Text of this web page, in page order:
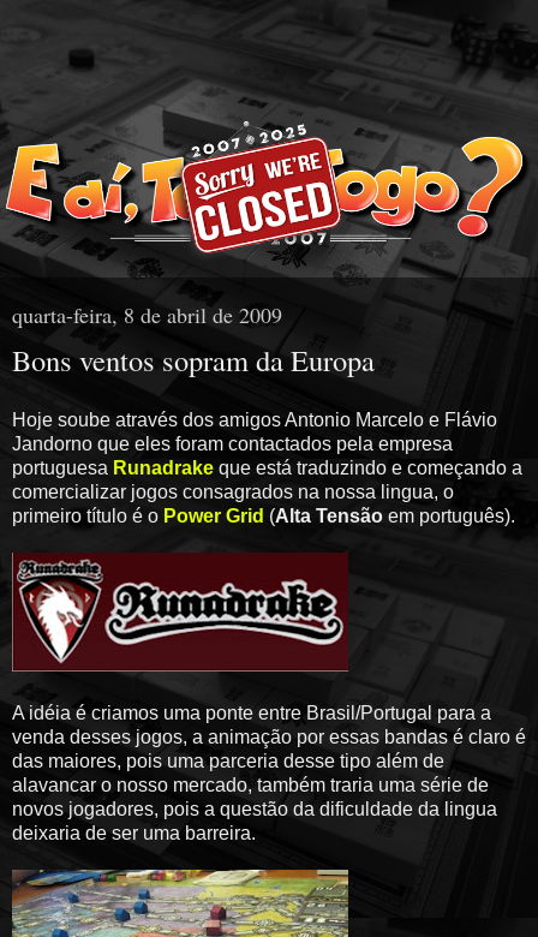
quarta-feira, 8 de abril de 2009
Bons ventos sopram da Europa
Hoje soube através dos amigos Antonio Marcelo e Flávio
Jandorno que eles foram contactados pela empresa
portuguesa Runadrake que está traduzindo e começando a
comercializar jogos consagrados na nossa lingua, o
primeiro título é o Power Grid (Alta Tensão em português).
A idéia é criamos uma ponte entre Brasil/Portugal para a
venda desses jogos, a animação por essas bandas é claro é
das maiores, pois uma parceria desse tipo além de
alavancar o nosso mercado, também traria uma série de
novos jogadores, pois a questão da dificuldade da lingua
deixaria de ser uma barreira.